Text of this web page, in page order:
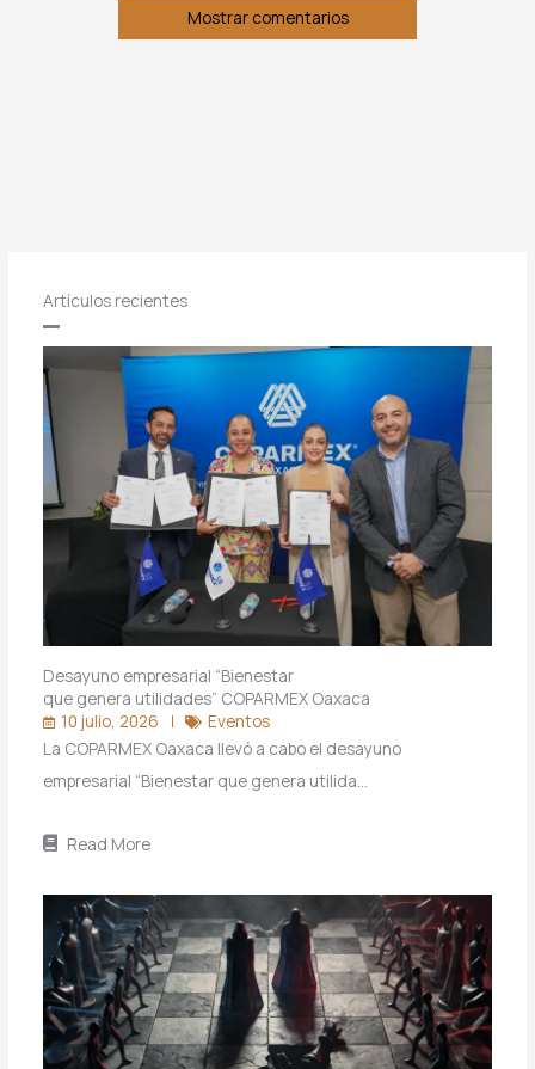
Mostrar comentarios
Artículos recientes
Desayuno empresarial “Bienestar
que genera utilidades” COPARMEX Oaxaca
10 julio, 2026
Eventos
La COPARMEX Oaxaca llevó a cabo el desayuno
empresarial “Bienestar que genera utilida…
Read More